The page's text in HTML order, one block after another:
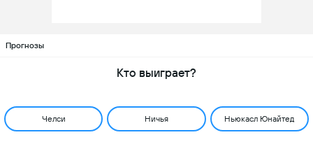
Прогнозы
Кто выиграет?
Челси Ничья Ньюкасл Юнайтед